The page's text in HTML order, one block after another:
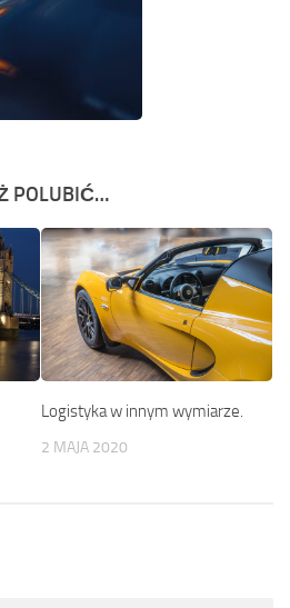
POLUBIĆ…
Logistyka w innym wymiarze.
2 MAJA 2020